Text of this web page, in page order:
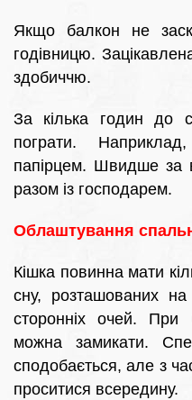
Якщо балкон не
годівницю.
здобиччю.
За кілька годин до
пограти.
папірцем. Швидше за
разом із господарем.
Облаштування
Кішка повинна мати
сну, розташованих
сторонніх очей. При
можна замикати.
сподобається, але з
проситися всередину.